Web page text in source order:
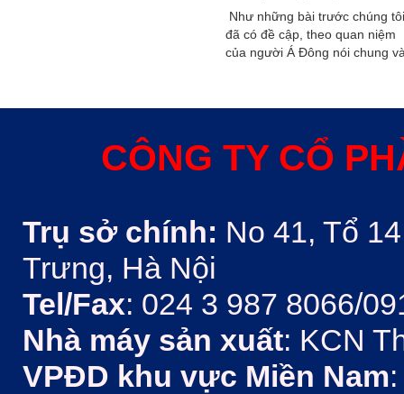
Như những bài trước chúng tôi
đã có đề cập, theo quan niệm
của người Á Đông nói chung
xây dụng nhà ở hoặc bất kỳ
thủy trong ngôi nhà thường
được quyết định bởi các nhân
CÔNG TY CỔ
Trụ sở chính: No 41, Tổ
Trưng, Hà Nội
Tel/Fax: 024 3 987 8066/
Nhà máy sản xuất: KCN
VPĐD khu vực Miền Nam